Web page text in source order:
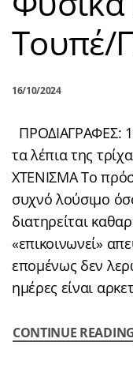
Τουπέ/
16/10/2024
ΠΡΟΔΙΑΓΡΑΦΕΣ:
τα λέπια της
ΧΤΕΝΙΣΜΑ Το
συχνό λούσιμο
διατηρείται
«επικοινωνεί»
επομένως δεν
ημέρες είναι
CONTINUE